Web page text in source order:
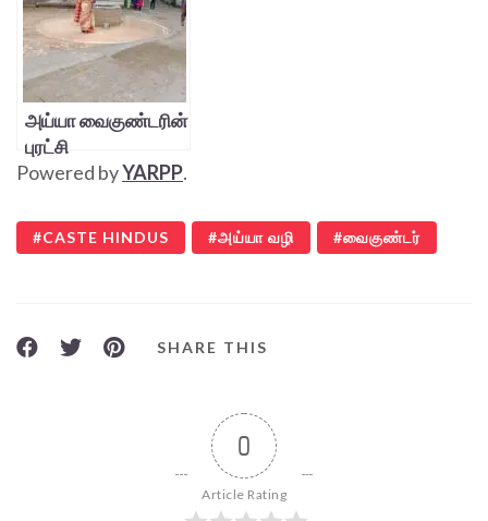
அய்யா வைகுண்டரின்
புரட்சி
Powered byYARPP.
CASTE HINDUS அய்யா வழி வைகுண்டர்
SHARE THIS
0
Article Rating